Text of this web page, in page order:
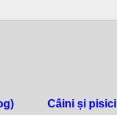
Câini și pisici